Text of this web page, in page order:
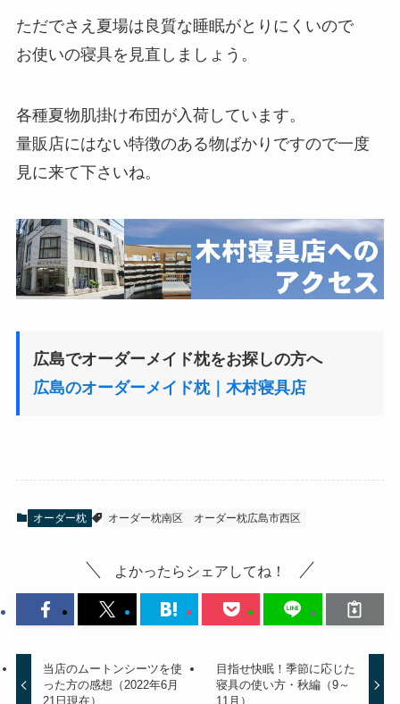
ただでさえ夏場は良質な睡眠がとりにくいので
お使いの寝具を見直しましょう。
各種夏物肌掛け布団が入荷しています。
量販店にはない特徴のある物ばかりですので一度
見に来て下さいね。
広島でオーダーメイド枕をお探しの方へ
広島のオーダーメイド枕｜木村寝具店
オーダー枕 オーダー枕南区 オーダー枕広島市西区
よかったらシェアしてね！
当店のムートンシーツを使
った方の感想（2022年6月
21日現在）
目指せ快眠！季節に応じた
寝具の使い方・秋編（9～
11月）